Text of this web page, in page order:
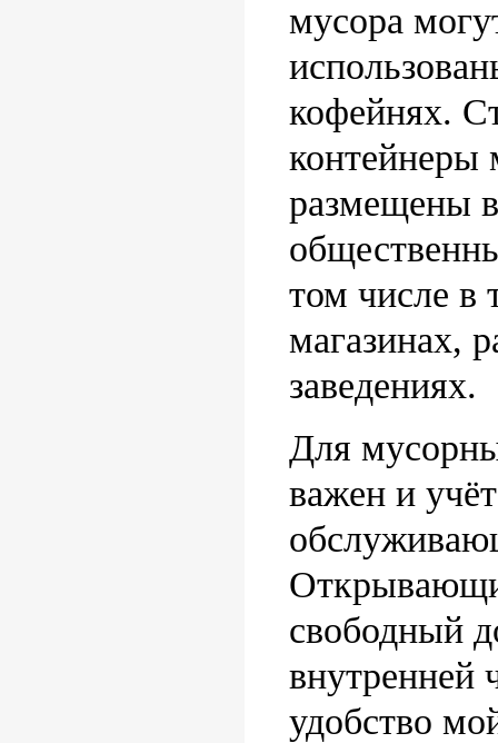
мусора
кофейнях.
контейнеры
размещены
том числе в
магазинах,
заведениях.
Для
важен и
свободный
внутренней
удобство